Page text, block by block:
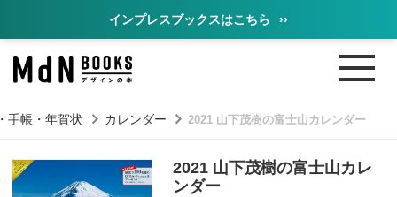
インプレスブックスはこちら ››
手帳・年賀状 カレンダー 2021 山下茂樹の富士山カレンダー
2021 山下茂樹の富士山カレ
ンダー